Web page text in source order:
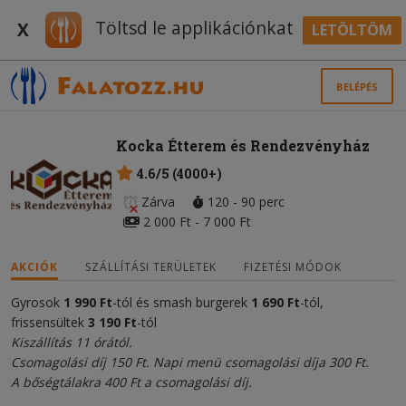
X Töltsd le applikációnkat LETÖLTÖM
BELÉPÉS
Kocka Étterem és Rendezvényház
4.6/5 (4000+)
Zárva
120 - 90 perc
2 000 Ft - 7 000 Ft
AKCIÓK SZÁLLÍTÁSI TERÜLETEK FIZETÉSI MÓDOK
Gyrosok 1 990 Ft-tól és smash burgerek 1 690 Ft-tól,
frissensültek 3 190 Ft-tól
Kiszállítás 11 órától.
Csomagolási díj 150 Ft. Napi menü csomagolási díja 300 Ft.
A bőségtálakra 400 Ft a csomagolási díj.